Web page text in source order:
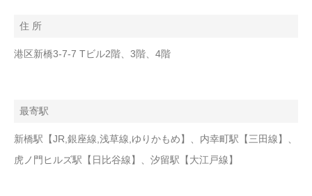
住 所
港区新橋3-7-7 Tビル2階、3階、4階
最寄駅
新橋駅【JR,銀座線,浅草線,ゆりかもめ】、内幸町駅【三田線】、
虎ノ門ヒルズ駅【日比谷線】、汐留駅【大江戸線】